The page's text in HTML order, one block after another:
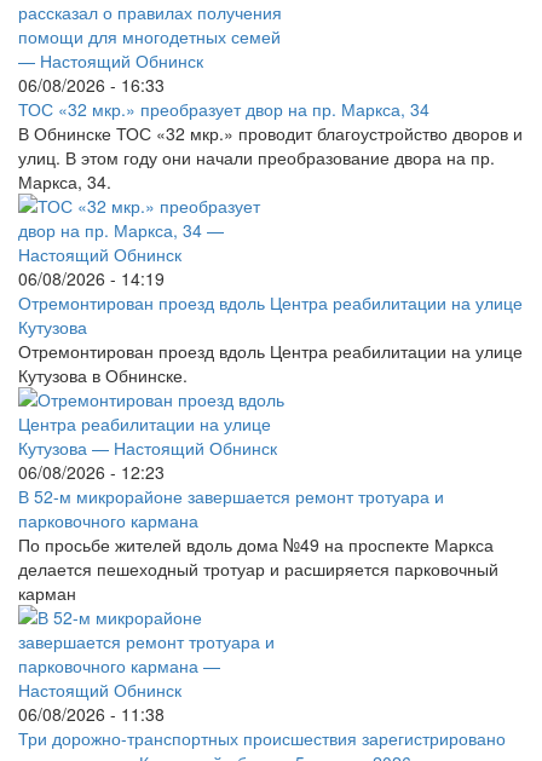
06/08/2026 - 16:33
ТОС «32 мкр.» преобразует двор на пр. Маркса, 34
В Обнинске ТОС «32 мкр.» проводит благоустройство дворов и
улиц. В этом году они начали преобразование двора на пр.
Маркса, 34.
06/08/2026 - 14:19
Отремонтирован проезд вдоль Центра реабилитации на улице
Кутузова
Отремонтирован проезд вдоль Центра реабилитации на улице
Кутузова в Обнинске.
06/08/2026 - 12:23
В 52-м микрорайоне завершается ремонт тротуара и
парковочного кармана
По просьбе жителей вдоль дома №49 на проспекте Маркса
делается пешеходный тротуар и расширяется парковочный
карман
06/08/2026 - 11:38
Три дорожно-транспортных происшествия зарегистрировано